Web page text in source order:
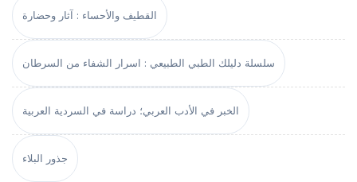
القطيف والأحساء : آثار وحضارة
سلسلة دليلك الطبي الطبيعي : اسرار الشفاء من السرطان
الخبر في الأدب العربي؛ دراسة في السردية العربية
جذور البلاء